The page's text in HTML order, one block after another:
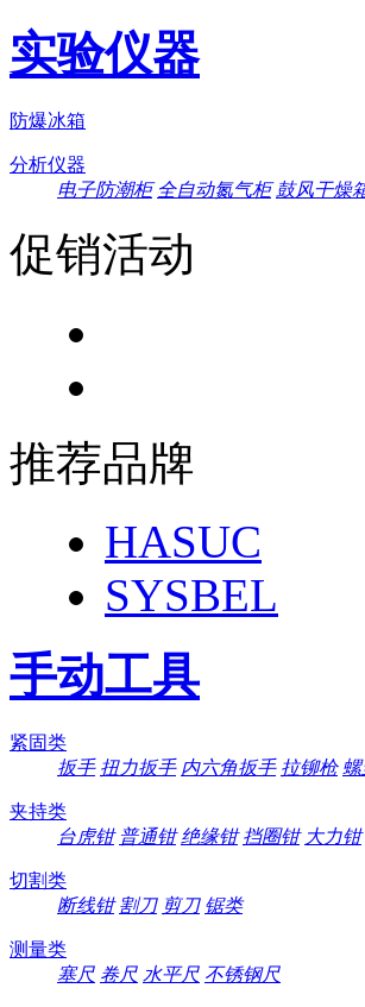
实验仪器
防爆冰箱
分析仪器
电子防潮柜 全自动氮气柜 鼓风干燥
促销活动
推荐品牌
HASUC
SYSBEL
手动工具
紧固类
扳手 扭力扳手 内六角扳手 拉铆枪
夹持类
台虎钳 普通钳 绝缘钳 挡圈钳 大力钳
切割类
断线钳 割刀 剪刀 锯类
测量类
塞尺 卷尺 水平尺 不锈钢尺